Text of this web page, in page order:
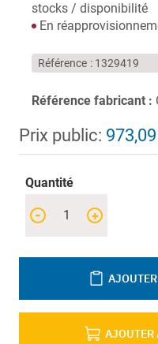
stocks / disponibilité
En
Référence 1329419
Référence fabricant :
Prix public:
Quantité
+
-
AJOUTER